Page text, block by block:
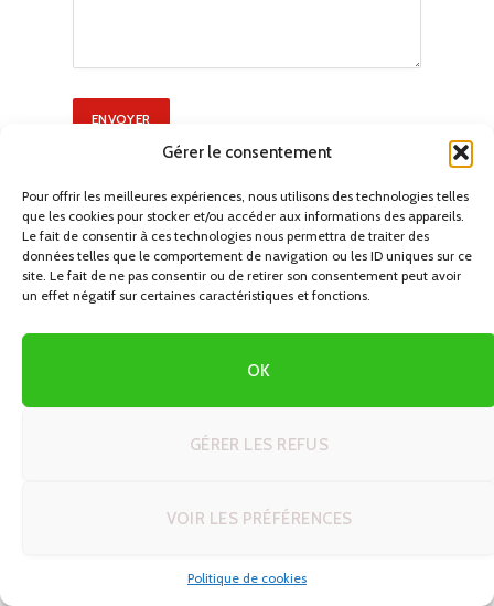
Gérer le consentement
Pour offrir les meilleures expériences, nous utilisons des technologies telles
que les cookies pour stocker et/ou accéder aux informations des appareils.
Le fait de consentir à ces technologies nous permettra de traiter des
données telles que le comportement de navigation ou les ID uniques sur ce
site. Le fait de ne pas consentir ou de retirer son consentement peut avoir
un effet négatif sur certaines caractéristiques et fonctions.
OK
GÉRER LES REFUS
VOIR LES PRÉFÉRENCES
Politique de cookies
DERNIERS CIRCUITS EN AUTOTOUR
Créer son itinéraire de rêve en voyage
autotour : 5 modèles prêts à adapter
26/06/2026
25/06/2026
Astuces et techniques voyage en